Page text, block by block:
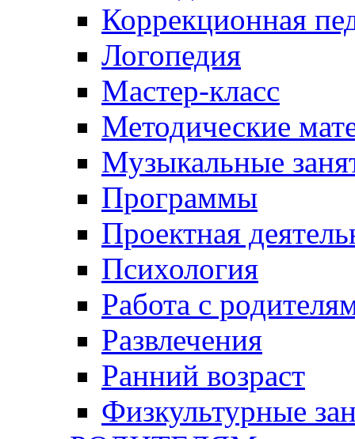
Коррекционная
Логопедия
Мастер-класс
Методические
Музыкальные
Программы
Проектная
Психология
Работа с
Развлечения
Ранний возраст
Физкультурные